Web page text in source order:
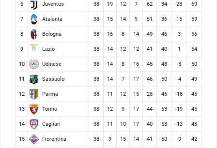
6 Juventus 38 19 12 7 62 34 28 69
7 Atalanta 38 15 14 9 51 36 15 59
8 Bologna 38 16 8 14 49 46 3 56
9 Lazio 38 14 12 12 41 40 1 54
10 Udinese 38 14 8 16 45 48 -3 50
11 Sassuolo 38 14 7 17 46 50 -4 49
12 Parma 38 11 12 15 28 46 -18 45
13 Torino 38 12 9 17 44 63 -19 45
14 Cagliari 38 11 10 17 40 53 -13 43
15 Fiorentina 38 9 15 14 41 50 -9 42